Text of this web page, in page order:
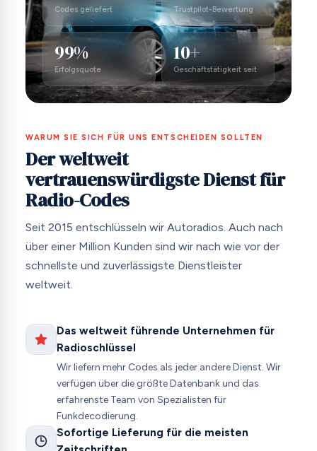
Codes geliefert Trustpilot-Bewertung
99%
Erfolgsquote
10+
Geschäftstätigkeit seit
WARUM SIE SICH FÜR UNS ENTSCHEIDEN SOLLTEN
Der weltweit
vertrauenswürdigste Dienst für
Radio-Codes
Seit 2015 entschlüsseln wir Autoradios. Auch nach
über einer Million Kunden sind wir nach wie vor der
schnellste und zuverlässigste Dienstleister
weltweit.
Das weltweit führende Unternehmen für
Radioschlüssel
Wir liefern mehr Codes als jeder andere Dienst. Wir
verfügen über die größte Datenbank und das
erfahrenste Team von Spezialisten für
Funkdecodierung.
Sofortige Lieferung für die meisten